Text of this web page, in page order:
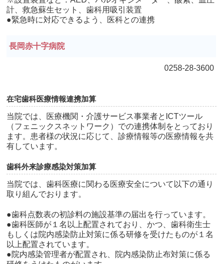
計、救急蘇生セット、歯科用吸引装置
●緊急時に対応できるよう、医科との連携
長岡赤十字病院
0258-28-3600
在宅歯科医療情報連携加算
当院では、医療機関・介護サービス事業者とICTツール
（フェニックスネットワーク）での連携体制をとっており
ます。患者様の状況に応じて、診療情報等の医療情報を共
有しています。
歯科外来診療感染対策加算
当院では、歯科医療に関わる医療安全について以下の通り
取り組んでおります。
●歯科点数表の初診料の施設基準の届出を行っています。
●歯科医師が１名以上配置されており、かつ、歯科衛生士
もしくは院内感染防止対策に係る研修を受けたものが１名
以上配置されています。
●院内感染管理者が配置され、院内感染防止布対策に係る